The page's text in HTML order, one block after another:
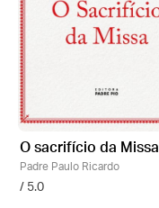
O sacrifício da Missa
Padre Paulo Ricardo
/ 5.0